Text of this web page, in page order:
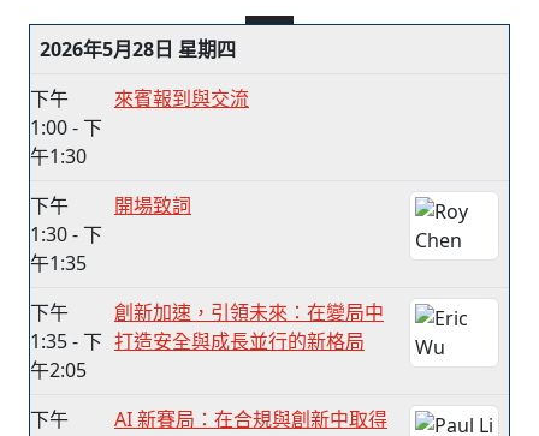
2026年5月28日 星期四
下午
1:00 - 下
午1:30
來賓報到與交流
下午
1:30 - 下
午1:35
開場致詞
下午
1:35 - 下
午2:05
創新加速，引領未來：在變局中
打造安全與成長並行的新格局
下午
AI 新賽局：在合規與創新中取得